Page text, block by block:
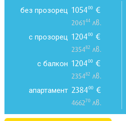
без прозорец 105400€
206144лв.
с прозорец 120400€
235482лв.
с балкон 120400€
235482лв.
апартамент 238400€
466270лв.